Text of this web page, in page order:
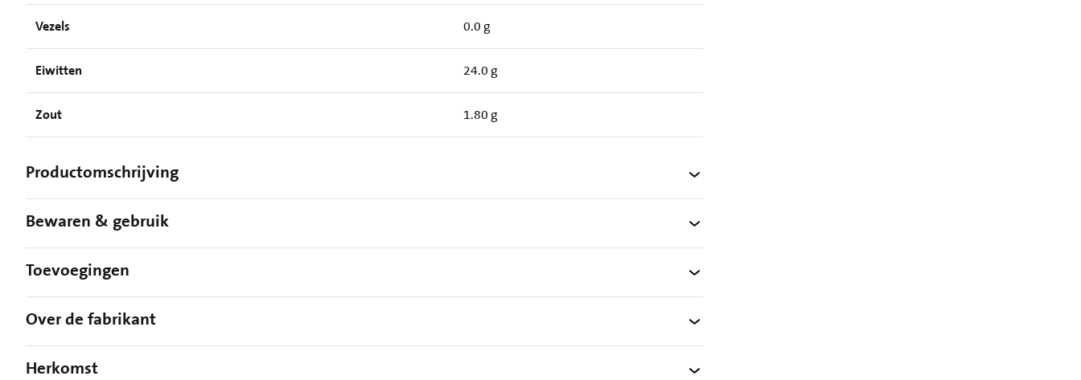
Vezels 0.0 g
Eiwitten 24.0 g
Zout 1.80 g
Productomschrijving
Bewaren & gebruik
Toevoegingen
Over de fabrikant
Herkomst